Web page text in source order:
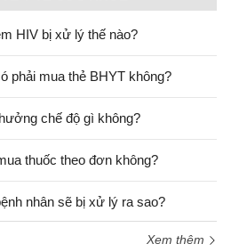
HIV bị xử lý thế nào?
phải mua thẻ BHYT không?
chế độ gì không?
thuốc theo đơn không?
nhân sẽ bị xử lý ra sao?
Xem thêm